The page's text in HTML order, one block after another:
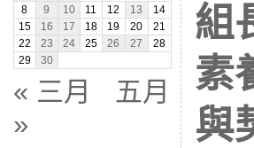
8
9 10 11 12 13
14
15
16 17 18 19 20
21
22
23 24 25 26 27
28
29
30
« 三月
五月
»
組
素
與